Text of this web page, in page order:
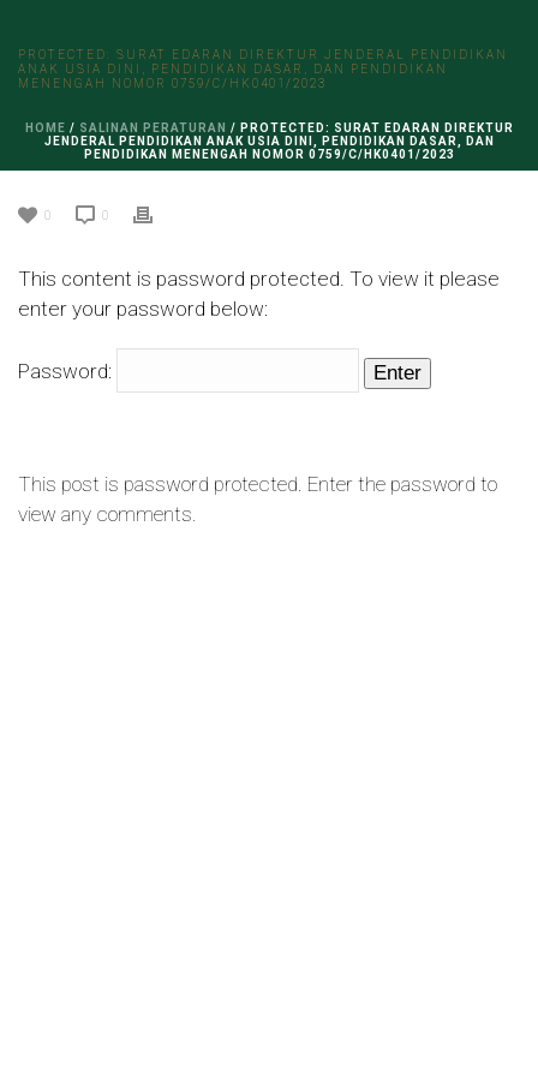
PROTECTED: SURAT EDARAN DIREKTUR JENDERAL PENDIDIKAN
ANAK USIA DINI, PENDIDIKAN DASAR, DAN PENDIDIKAN
MENENGAH NOMOR 0759/C/HK0401/2023
HOME / SALINAN PERATURAN / PROTECTED: SURAT EDARAN DIREKTUR
JENDERAL PENDIDIKAN ANAK USIA DINI, PENDIDIKAN DASAR, DAN
PENDIDIKAN MENENGAH NOMOR 0759/C/HK0401/2023
0 0
This content is password protected. To view it please
enter your password below:
Password:
This post is password protected. Enter the password to
view any comments.